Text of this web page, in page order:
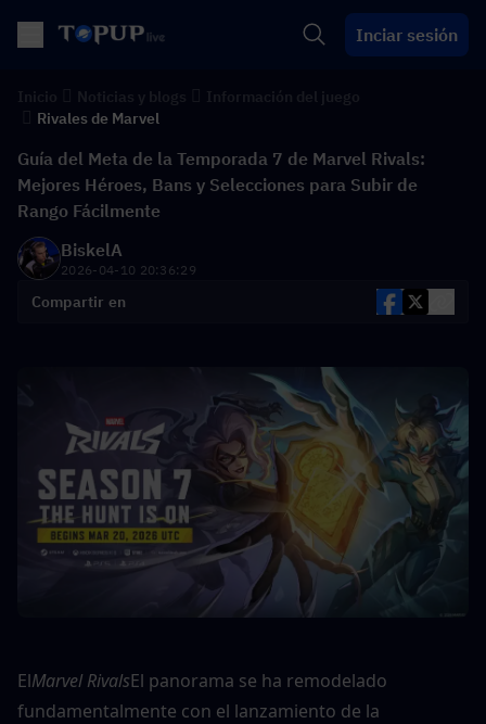
Inciar sesión
Rivales de Marvel
Guía del Meta de la Temporada 7 de Marvel Rivals:
Mejores Héroes, Bans y Selecciones para Subir de
Rango Fácilmente
BiskelA
2026-04-10 20:36:29
Compartir en
ElMarvel RivalsEl panorama se ha remodelado
fundamentalmente con el lanzamiento de la